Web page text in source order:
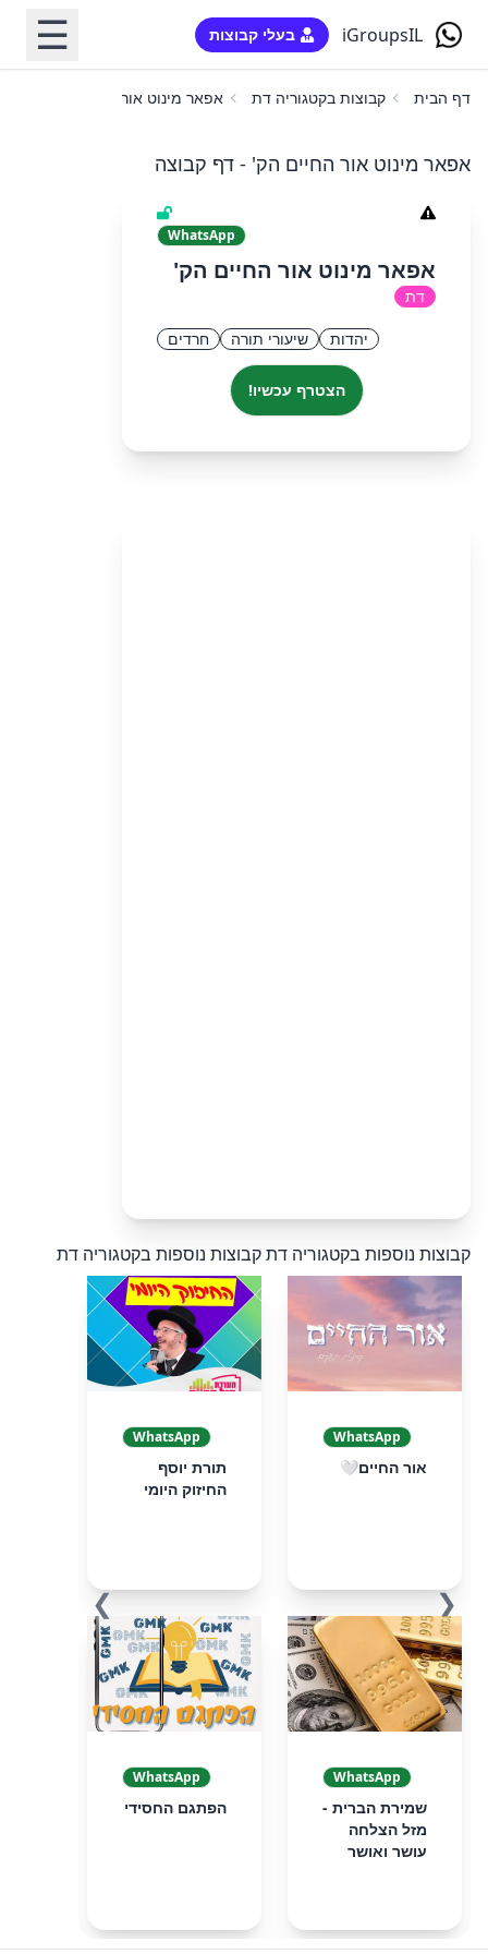
iGroupsIL בעלי קבוצות ☰
דף הבית קבוצות בקטגוריה דת אפאר מינוט אור החיים הק'
אפאר מינוט אור החיים הק' - דף קבוצה
WhatsApp
אפאר מינוט אור החיים הק'
דת
יהדות שיעורי תורה חרדים
הצטרף עכשיו!
קבוצות נוספות בקטגוריה דתקבוצות נוספות בקטגוריה דת
❮
WhatsApp
אור החיים🤍
WhatsApp
תורת יוסף
החיזוק היומי
WhatsApp
שמירת הברית -
מזל הצלחה
עושר ואושר
WhatsApp
הפתגם החסידי
❯